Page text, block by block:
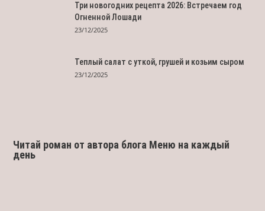
Три новогодних рецепта 2026: Встречаем год
Огненной Лошади
23/12/2025
Теплый салат с уткой, грушей и козьим сыром
23/12/2025
Читай роман от автора блога Меню на каждый
день